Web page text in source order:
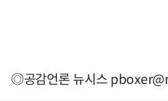
◎공감언론 뉴시스